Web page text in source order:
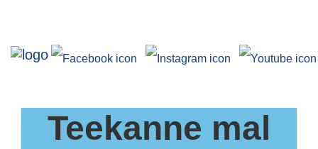
Forschung
Teekanne mal